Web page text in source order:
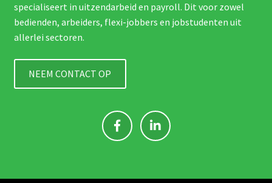
specialiseert in uitzendarbeid en payroll. Dit voor zowel
bedienden, arbeiders, flexi-jobbers en jobstudenten uit
allerlei sectoren.
NEEM CONTACT OP